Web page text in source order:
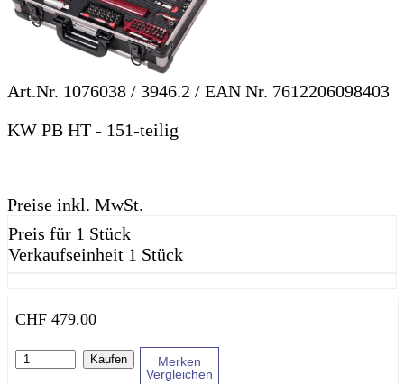
Art.Nr. 1076038 / 3946.2 / EAN Nr. 7612206098403
KW PB HT - 151-teilig
Preise inkl. MwSt.
Preis für 1 Stück
Verkaufseinheit 1 Stück
CHF 479.00
Kaufen
Merken
Vergleichen